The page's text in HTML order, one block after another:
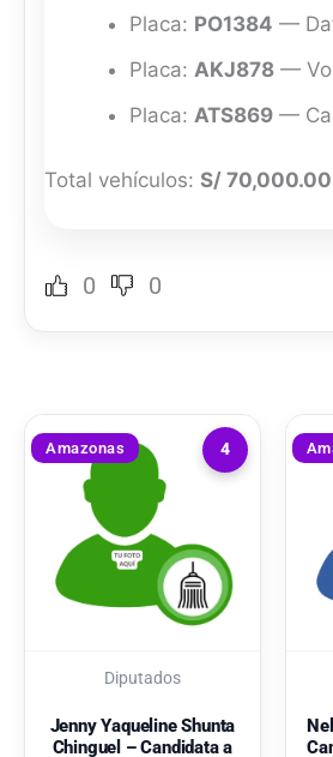
Placa: PO1384 —
Placa: AKJ878 —
Placa: ATS869 —
Total vehículos: S/ 70,000.00
0 0
4
Amazonas
Diputados
Jenny Yaqueline Shunta
Chinguel – Candidata a